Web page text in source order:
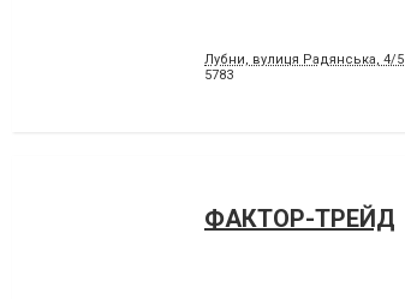
Лубни, вулиця Радянська, 4/5
5783
ФАКТОР-ТРЕЙД